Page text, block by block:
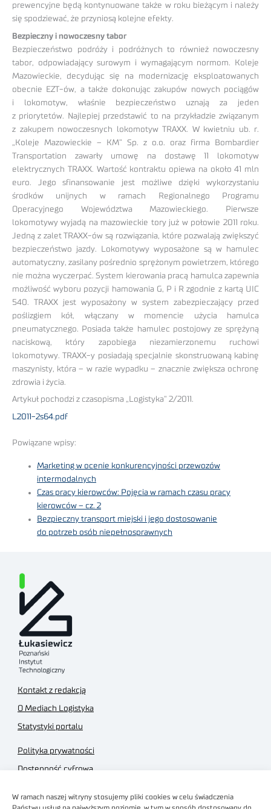
W ramach naszej witryny stosujemy pliki cookies w celu świadczenia
prewencyjne będą kontynuowane także w roku bieżącym i należy
się spodziewać, że przyniosą kolejne efekty.
Bezpieczny i nowoczesny tabor
Bezpieczeństwo podróży i podróżnych to również nowoczesny
tabor, odpowiadający surowym i wymagającym normom. Koleje
Mazowieckie, decydując się na modernizację eksploatowanych
obecnie EZT-ów, a także dokonując zakupów nowych pociągów
i lokomotyw, właśnie bezpieczeństwo uznają za jeden
z priorytetów. Najlepiej przedstawić to na przykładzie związanym
z zakupem nowoczesnych lokomotyw TRAXX. W kwietniu ub. r.
„Koleje Mazowieckie – KM” Sp. z o.o. oraz firma Bombardier
Transportation zawarły umowę na dostawę 11 lokomotyw
elektrycznych TRAXX. Wartość kontraktu opiewa na około 41 mln
euro. Jego sfinansowanie jest możliwe dzięki wykorzystaniu
środków unijnych w ramach Regionalnego Programu
Operacyjnego Województwa Mazowieckiego. Pierwsze
lokomotywy wyjadą na mazowieckie tory już w połowie 2011 roku.
Jedną z zalet TRAXX-ów są rozwiązania, które pozwalają zwiększyć
bezpieczeństwo jazdy. Lokomotywy wyposażone są w hamulec
automatyczny, zasilany pośrednio sprężonym powietrzem, którego
nie można wyczerpać. System kierowania pracą hamulca zapewnia
możliwość wyboru pozycji hamowania G, P i R zgodnie z kartą UIC
540. TRAXX jest wyposażony w system zabezpieczający przed
poślizgiem kół, włączany w momencie użycia hamulca
pneumatycznego. Posiada także hamulec postojowy ze sprężyną
naciskową, który zapobiega niezamierzonemu ruchowi
lokomotywy. TRAXX-y posiadają specjalnie skonstruowaną kabinę
maszynisty, która – w razie wypadku – znacznie zwiększa ochronę
zdrowia i życia.
Artykuł pochodzi z czasopisma „Logistyka” 2/2011.
L2011-2s64.pdf
Powiązane wpisy:
Marketing w ocenie konkurencyjności przewozów
intermodalnych
Czas pracy kierowców: Pojęcia w ramach czasu pracy
kierowców – cz. 2
Bezpieczny transport miejski i jego dostosowanie
do potrzeb osób niepełnosprawnych
Kontakt z redakcją
O Mediach Logistyka
Statystyki portalu
Polityka prywatności
Dostępność cyfrowa
Regulamin sklepu